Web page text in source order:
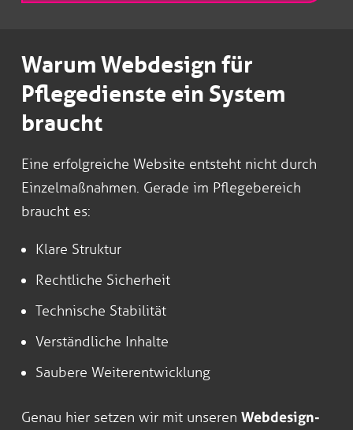
Warum Webdesign für
Pflegedienste ein System
braucht
Eine erfolgreiche Website entsteht nicht durch
Einzelmaßnahmen. Gerade im Pflegebereich
braucht es:
Klare Struktur
Rechtliche Sicherheit
Technische Stabilität
Verständliche Inhalte
Saubere Weiterentwicklung
Genau hier setzen wir mit unseren Webdesign-